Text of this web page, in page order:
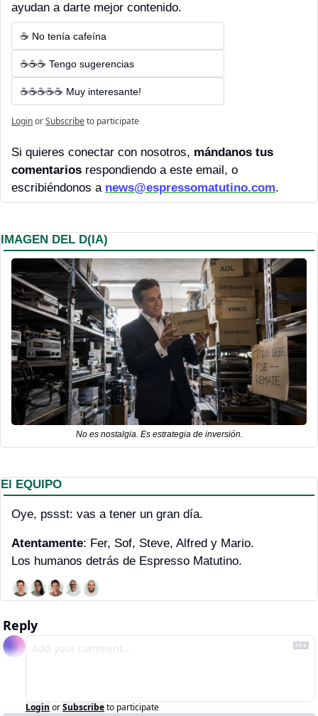
ayudan a darte mejor contenido.
☕ No tenía cafeína
☕☕☕ Tengo sugerencias
☕☕☕☕☕ Muy interesante!
LoginorSubscribeto participate
Si quieres conectar con nosotros, mándanos tus
comentarios respondiendo a este email, o
escribiéndonos a news@espressomatutino.com.
IMAGEN DEL D(IA)
No es nostalgia. Es estrategia de inversión.
El EQUIPO
Oye, pssst: vas a tener un gran día.
Atentamente: Fer, Sof, Steve, Alfred y Mario.
Los humanos detrás de Espresso Matutino.
Reply
Login orSubscribeto participate